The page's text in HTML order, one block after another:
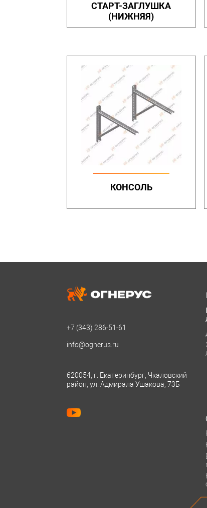
СТАРТ-ЗАГЛУШКА
(НИЖНЯЯ)
КОНСОЛЬ
+7 (343) 286-51-61
info@ognerus.ru
620054, г. Екатеринбург, Чкаловский
район, ул. Адмирала Ушакова, 73Б